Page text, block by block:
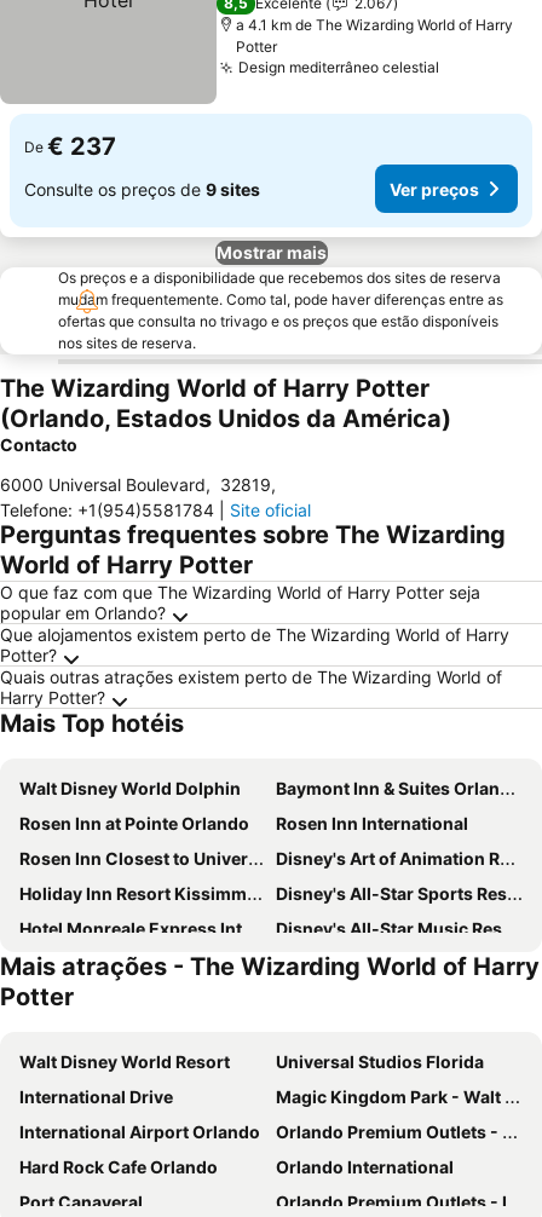
a 4.1 km de The Wizarding World of Harry
Potter
Design mediterrâneo celestial
De € 237
Consulte os preços de 9 sites Ver preços
Mostrar mais
Os preços e a disponibilidade que recebemos dos sites de reserva
mudam frequentemente. Como tal, pode haver diferenças entre as
ofertas que consulta no trivago e os preços que estão disponíveis
nos sites de reserva.
The Wizarding World of Harry Potter
(Orlando, Estados Unidos da América)
Contacto
6000 Universal Boulevard, 32819,
Telefone: +1(954)5581784 Site oficial
Perguntas frequentes sobre The Wizarding
World of Harry Potter
O que faz com que The Wizarding World of Harry Potter seja
popular em Orlando?
Que alojamentos existem perto de The Wizarding World of Harry
Potter?
Quais outras atrações existem perto de The Wizarding World of
Harry Potter?
Mais Top hotéis
Walt Disney World Dolphin
Baymont Inn & Suites Orlando Universal Blvd
Rosen Inn at Pointe Orlando
Rosen Inn International
Rosen Inn Closest to Universal
Disney's Art of Animation Resort
Holiday Inn Resort Kissimmee By The Parks By Ihg
Disney's All-Star Sports Resort
Hotel Monreale Express International Drive Orlando
Disney's All-Star Music Resort
Ramada by Wyndham Kissimmee Gateway
Even Hotel Orlando International Airport By Ihg
Holiday Inn & Suites Orlando Sw - Celebration Area By Ihg
Rosen Inn Lake Buena Vista
Holiday Inn Orlando-disney Springs Area By Ihg
Delta Hotels Orlando Lake Buena Vista
Disney's Coronado Springs Resort
Marriott's Grande Vista
Pestana Orlando Suites Lake Buena Vista
Clarion Suites Maingate
CoCo Key Hotel and Water Resort
DoubleTree by Hilton Orlando Downtown
Residence Inn Orlando Lake Buena Vista
Mais atrações - The Wizarding World of Harry
Potter
Walt Disney World Resort
Universal Studios Florida
International Drive
Magic Kingdom Park - Walt Disney World Resort
International Airport Orlando
Orlando Premium Outlets - Vineland Ave
Hard Rock Cafe Orlando
Orlando International
Port Canaveral
Orlando Premium Outlets - International Drive